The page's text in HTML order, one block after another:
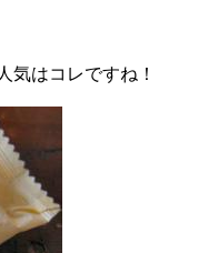
気はコレですね！